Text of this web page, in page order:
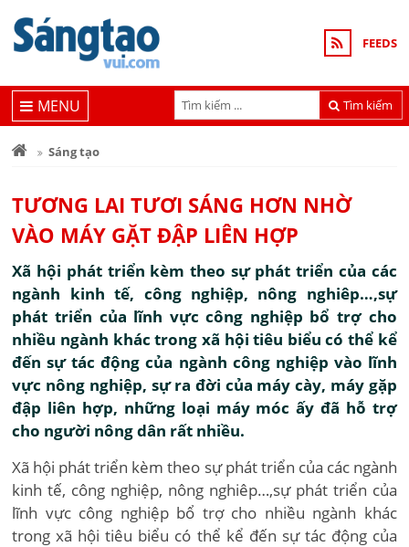
FEEDS
Tìm kiếm
MENU
Sáng tạo
TƯƠNG LAI TƯƠI SÁNG HƠN NHỜ
VÀO MÁY GẶT ĐẬP LIÊN HỢP
Xã hội phát triển kèm theo sự phát triển của các
ngành kinh tế, công nghiệp, nông nghiêp…,sự
phát triển của lĩnh vực công nghiệp bổ trợ cho
nhiều ngành khác trong xã hội tiêu biểu có thể kể
đến sự tác động của ngành công nghiệp vào lĩnh
vực nông nghiệp, sự ra đời của máy cày, máy gặp
đập liên hợp, những loại máy móc ấy đã hỗ trợ
cho người nông dân rất nhiều.
Xã hội phát triển kèm theo sự phát triển của các ngành
kinh tế, công nghiệp, nông nghiêp…,sự phát triển của
lĩnh vực công nghiệp bổ trợ cho nhiều ngành khác
trong xã hội tiêu biểu có thể kể đến sự tác động của